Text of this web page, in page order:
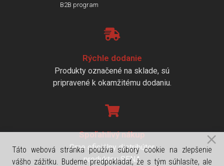
B2B program
Rýchle dodanie
Produkty označené na sklade, sú
pripravené k okamžitému dodaniu.
Spoľahlivý nákup
Sme oficiálny distribútor
produktov SENA
Táto webová stránka používa súbory cookie na zlepšenie
vášho zážitku. Budeme predpokladať, že s tým súhlasíte, ale